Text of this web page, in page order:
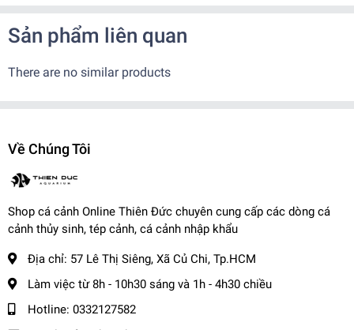
hàng
✨Cá nuôi dưỡng và sinh sản tại trại, đảm bảo khỏe mạnh
✨Cá nhập khẩu rõ nguồn gốc, màu sắc vượt trội, không bệnh tật
✨Ngoài ra khi mua hàng, trại còn BẢO HÀNH CÁ SỐNG đến
✨Khi nhận hàng vui lòng quay video kiểm tra thùng cá để shop
-------------------------------------
📌
Vận Chuyển:
Kể từ khi đơn hàng đã bàn giao cho đơn vị vận chuyển.
- Nội thành: + Hỏa Tốc: 1-2 tiếng ( Tính theo phí grab )
- Tỉnh Miền Nam và Miền Trung: + 2 - 3 ngày
- Tỉnh Miền Bắc: + 2 - 3 ngày
Sản phẩm liên quan
There are no similar products
Về Chúng Tôi
Shop cá cảnh Online Thiên Đức chuyên cung cấp các dòng cá
cảnh thủy sinh, tép cảnh, cá cảnh nhập khẩu
Địa chỉ: 57 Lê Thị Siêng, Xã Củ Chi, Tp.HCM
Làm việc từ 8h - 10h30 sáng và 1h - 4h30 chiều
Hotline: 0332127582